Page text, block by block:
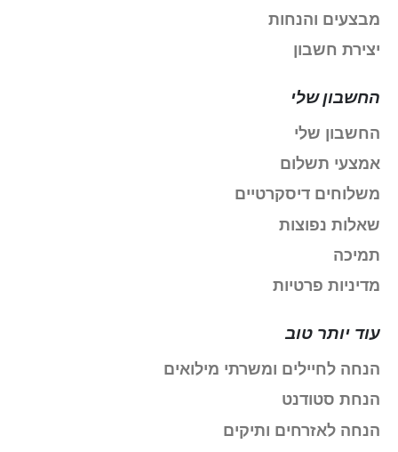
מבצעים והנחות
יצירת חשבון
החשבון שלי
החשבון שלי
אמצעי תשלום
משלוחים דיסקרטיים
שאלות נפוצות
תמיכה
מדיניות פרטיות
עוד יותר טוב
הנחה לחיילים ומשרתי מילואים
הנחת סטודנט
הנחה לאזרחים ותיקים